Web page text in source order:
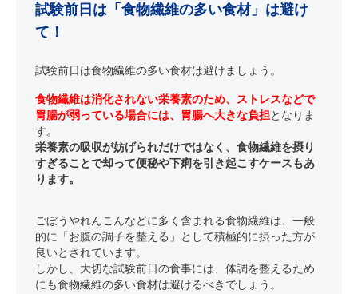
試験前日は「食物繊維の多い食材」は避け
て！
試験前日は食物繊維の多い食材は避けましょう。
食物繊維は消化されない栄養素のため、ストレスなどで
胃腸が弱っている場合には、胃腸へ大きな負担となりま
す。
栄養素の吸収が妨げられだけではなく、食物繊維を摂り
すぎることで却って便秘や下痢を引き起こすケースもあ
ります。
ごぼうやれんこんなどに多く含まれる食物繊維は、一般
的に「お腹の調子を整える」として積極的に摂った方が
良いとされています。
しかし、大切な試験前日の食事には、体調を整えるため
にも食物繊維の多い食材は避けるべきでしょう。